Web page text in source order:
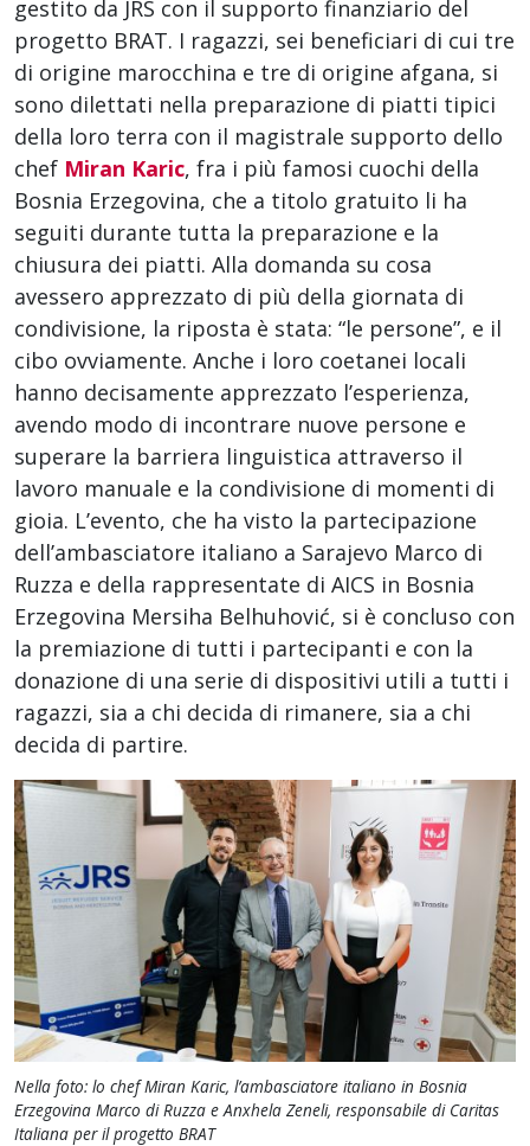
gestito da JRS con il supporto finanziario del
progetto BRAT. I ragazzi, sei beneficiari di cui tre
di origine marocchina e tre di origine afgana, si
sono dilettati nella preparazione di piatti tipici
della loro terra con il magistrale supporto dello
chef Miran Karic, fra i più famosi cuochi della
Bosnia Erzegovina, che a titolo gratuito li ha
seguiti durante tutta la preparazione e la
chiusura dei piatti. Alla domanda su cosa
avessero apprezzato di più della giornata di
condivisione, la riposta è stata: “le persone”, e il
cibo ovviamente. Anche i loro coetanei locali
hanno decisamente apprezzato l’esperienza,
avendo modo di incontrare nuove persone e
superare la barriera linguistica attraverso il
lavoro manuale e la condivisione di momenti di
gioia. L’evento, che ha visto la partecipazione
dell’ambasciatore italiano a Sarajevo Marco di
Ruzza e della rappresentate di AICS in Bosnia
Erzegovina Mersiha Belhuhović, si è concluso con
la premiazione di tutti i partecipanti e con la
donazione di una serie di dispositivi utili a tutti i
ragazzi, sia a chi decida di rimanere, sia a chi
decida di partire.
Nella foto: lo chef Miran Karic, l’ambasciatore italiano in Bosnia
Erzegovina Marco di Ruzza e Anxhela Zeneli, responsabile di Caritas
Italiana per il progetto BRAT